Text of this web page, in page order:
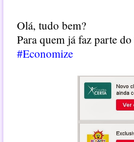
Olá, tudo bem?
Para quem já faz parte do
#Economize